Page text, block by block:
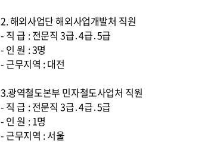
2. 해외사업단 해외사업개발처 직원
- 직 급 : 전문직 3급․4급․5급
- 인 원 : 3명
- 근무지역 : 대전
3.광역철도본부 민자철도사업처 직원
- 직 급 : 전문직 3급․4급․5급
- 인 원 : 1명
- 근무지역 : 서울